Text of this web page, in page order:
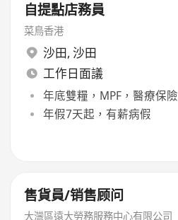
自提點店務員
菜鳥香港
沙田, 沙田
工作日面議
年底雙糧，MPF，醫療保險
年假7天起，有薪病假
售貨員/销售顾问
大灣區遠大勞務服務中心有限公司